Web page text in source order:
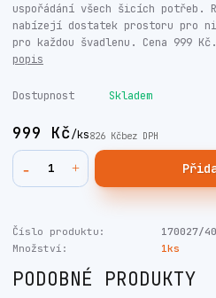
uspořádání všech šicích potřeb.
nabízejí dostatek prostoru pro
pro každou švadlenu. Cena 999
popis
Dostupnost Skladem
999 Kč/ks826 Kčbez DPH
Číslo produktu:
170027/
Množství:
1ks
PODOBNÉ PRODUKTY